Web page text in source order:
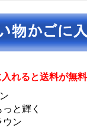
れると送料が無
と輝く
ウン